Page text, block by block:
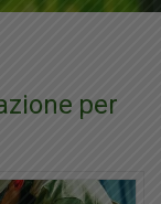
per